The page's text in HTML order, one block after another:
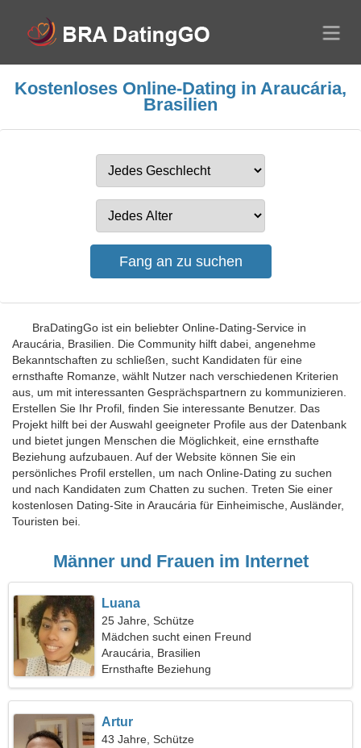
Kostenloses Online-Dating in Araucária,
Brasilien
BraDatingGo ist ein beliebter Online-Dating-Service in
Araucária, Brasilien. Die Community hilft dabei, angenehme
Bekanntschaften zu schließen, sucht Kandidaten für eine
ernsthafte Romanze, wählt Nutzer nach verschiedenen Kriterien
aus, um mit interessanten Gesprächspartnern zu kommunizieren.
Erstellen Sie Ihr Profil, finden Sie interessante Benutzer. Das
Projekt hilft bei der Auswahl geeigneter Profile aus der Datenbank
und bietet jungen Menschen die Möglichkeit, eine ernsthafte
Beziehung aufzubauen. Auf der Website können Sie ein
persönliches Profil erstellen, um nach Online-Dating zu suchen
und nach Kandidaten zum Chatten zu suchen. Treten Sie einer
kostenlosen Dating-Site in Araucária für Einheimische, Ausländer,
Touristen bei.
Männer und Frauen im Internet
Luana
25 Jahre, Schütze
Mädchen sucht einen Freund
Araucária, Brasilien
Ernsthafte Beziehung
Artur
43 Jahre, Schütze